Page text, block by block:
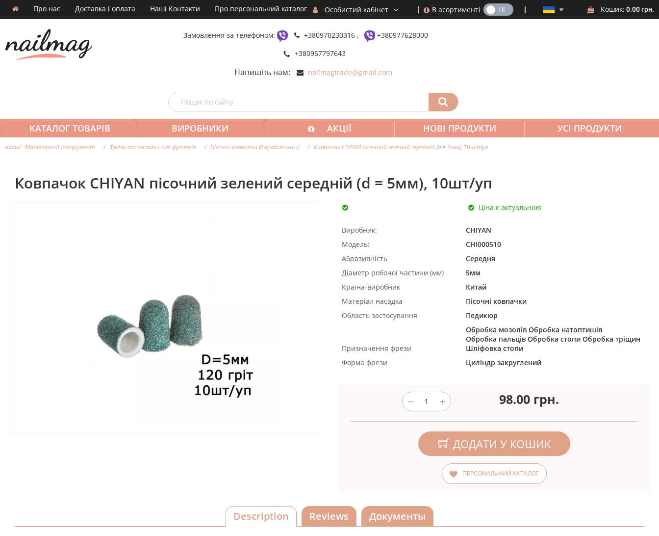
Про нас Доставка і оплата Наші Контакти Про персональний каталог Кошик: 0.00 грн.
В асортименті
ТАК НІ
Особистий кабінет
Замовлення за телефоном: +380970230316 ,
+380977628000
+380957797643
Напишіть нам: nailmagtrade@gmail.com
КАТАЛОГ ТОВАРІВ ВИРОБНИКИ АКЦІЇ НОВІ ПРОДУКТИ УСІ ПРОДУКТИ
Шлях Манікюрний інструмент Фрези та насадки для фрезерiв Пісочні ковпачки (барабанчики) Ковпачок CHIYAN пісочний зелений середній (d = 5мм), 10шт/уп
Ковпачок CHIYAN пісочний зелений середній (d = 5мм), 10шт/уп
Ціна є актуальною
Виробник:
CHIYAN
Модель:
CHI000510
Абразивність
Середня
Діаметр робочої частини (мм)
5мм
Країна-виробник
Китай
Матеріал насадка
Пісочні ковпачки
Область застосування
Педикюр
Призначення фрези
Обробка мозолів Обробка натоптишів
Обробка пальців Обробка стопи Обробка тріщин
Шліфовка стопи
Форма фрези
Циліндр закруглений
98.00 грн.
ДОДАТИ У КОШИК
ПЕРСОНАЛЬНИЙ КАТАЛОГ
Description Reviews Документы